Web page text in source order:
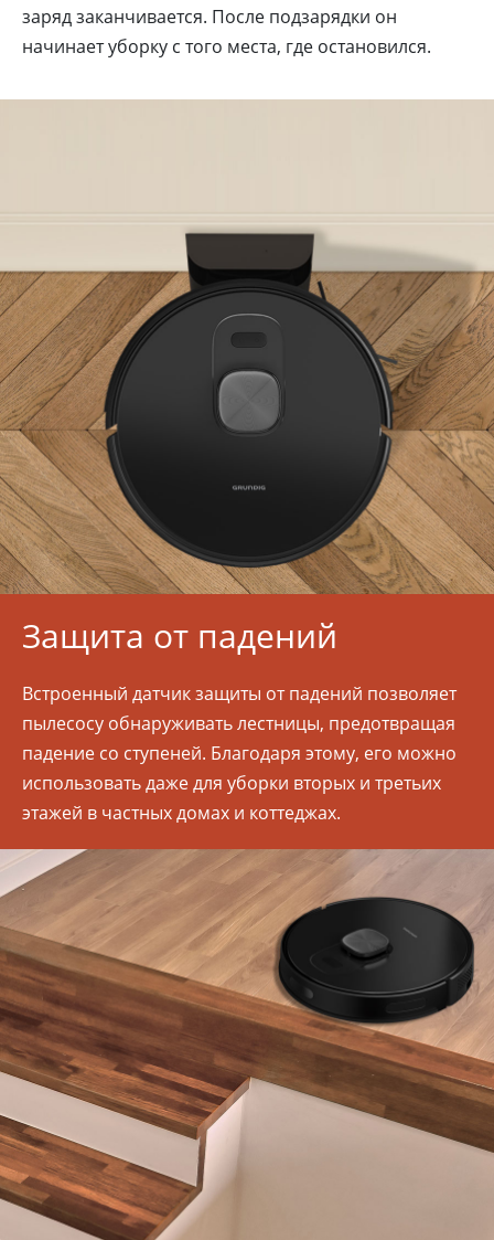
заряд заканчивается. После подзарядки он
начинает уборку с того места, где остановился.
Защита от падений
Встроенный датчик защиты от падений позволяет
пылесосу обнаруживать лестницы, предотвращая
падение со ступеней. Благодаря этому, его можно
использовать даже для уборки вторых и третьих
этажей в частных домах и коттеджах.